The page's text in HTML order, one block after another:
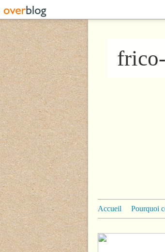
Accueil Pourquoi